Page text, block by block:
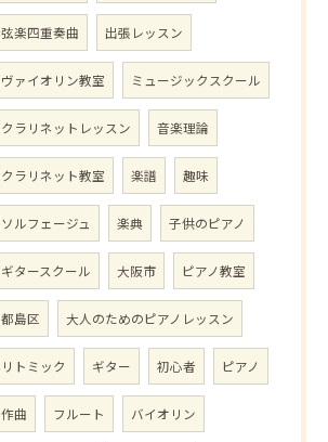
弦楽四重奏曲 出張レッスン
ヴァイオリン教室 ミュージックスクール
クラリネットレッスン 音楽理論
クラリネット教室 楽譜 趣味
ソルフェージュ 楽典 子供のピアノ
ギタースクール 大阪市 ピアノ教室
都島区 大人のためのピアノレッスン
リトミック ギター 初心者 ピアノ
作曲 フルート バイオリン